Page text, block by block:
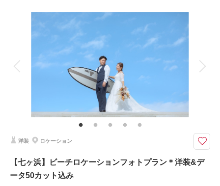
来店・オンライン
撮影日の空き
新婦衣装1着
データ 50 カット 台紙付写真
会食
家族用衣装レンタル
その他含むもの
列席衣裳レンタルの場合は追加料金でのご案内となります。ヘアメイク撮影
同行（移動費が発生する場合は実費となりますので予めご了承ください。）
総檜造りの厳かな神殿で、本格的な和装フォトウエディングが叶うプランで
で、凛とした一枚を残せます。
留袖やモーニングのレンタルもご相談いただけますので、準備もスムーズ。
洋装 ロケーション
【七ヶ浜】ビーチロケーションフォトプラン＊洋装&デ
ータ50カット込み